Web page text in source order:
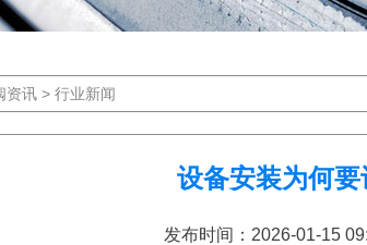
资讯 > 行业新闻
设备安装为何
发布时间：2026-01-15